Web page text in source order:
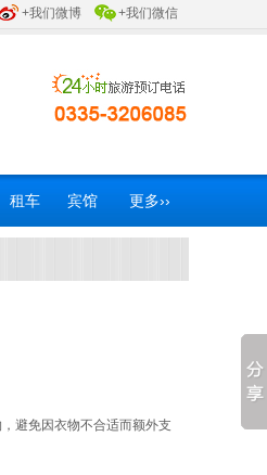
+我们微博 +我们微信
租车 宾馆 更多››
避免因衣物不合适而额外支